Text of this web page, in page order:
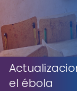
el ébola